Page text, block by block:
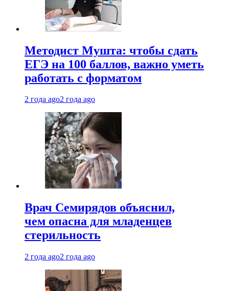
Методист Мушта: чтобы сдать
ЕГЭ на 100 баллов, важно уметь
работать с форматом
2 года ago2 года ago
Врач Семирядов объяснил,
чем опасна для младенцев
стерильность
2 года ago2 года ago